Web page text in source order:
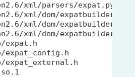
xml/parsers/expat.pyo
xml/dom/expatbuilder.py
xml/dom/expatbuilder.pyo
xml/dom/expatbuilder.pyc